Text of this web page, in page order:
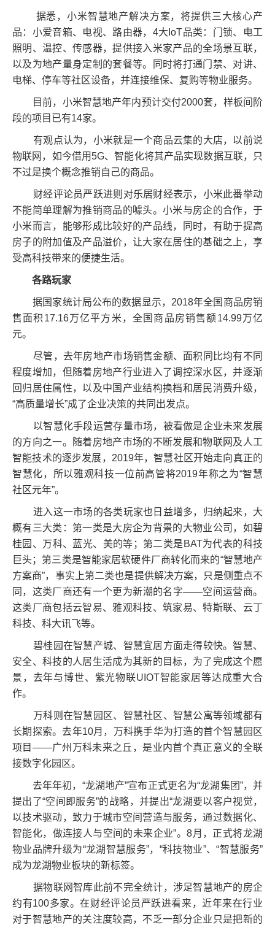
据悉，小米智慧地产解决方案，将提供三大核心产
品：小爱音箱、电视、路由器，4大IoT品类：门锁、电工
照明、温控、传感器，提供接入米家产品的全场景互联，
以及为地产量身定制的套餐等。同时将打通门禁、对讲、
电梯、停车等社区设备，并连接维保、复购等物业服务。
目前，小米智慧地产年内预计交付2000套，样板间阶
段的项目已有14家。
有观点认为，小米就是一个商品云集的大店，以前说
物联网，如今借用5G、智能化将其产品实现数据互联，只
不过是换个概念推销自己的商品。
财经评论员严跃进则对乐居财经表示，小米此番举动
不能简单理解为推销商品的噱头。小米与房企的合作，于
小米而言，能够形成比较好的产品线，同时，有助于提高
房子的附加值及产品溢价，让大家在居住的基础之上，享
受高科技带来的便捷生活。
各路玩家
据国家统计局公布的数据显示，2018年全国商品房销
售面积17.16万亿平方米，全国商品房销售额14.99万亿
元。
尽管，去年房地产市场销售金额、面积同比均有不同
程度增加，但随着房地产行业进入了调控深水区，并逐渐
回归居住属性，以及中国产业结构换档和居民消费升级，
“高质量增长”成了企业决策的共同出发点。
以智慧化手段运营存量市场，被看做是企业未来发展
的方向之一。随着房地产市场的不断发展和物联网及人工
智能技术的逐步发展，2019年，智慧社区开始走向真正的
智慧化，所以雅观科技一位前高管将2019年称之为“智慧
社区元年”。
进入这一市场的各类玩家也日益增多，归纳起来，大
概有三大类：第一类是大房企为背景的大物业公司，如碧
桂园、万科、蓝光、美的等；第二类是BAT为代表的科技
巨头；第三类是智能家居软硬件厂商转化而来的“智慧地产
方案商”，事实上第二类也是提供解决方案，只是侧重点不
同，这类厂商还有一个更为新潮的名字——空间运营商。
这类厂商包括云智易、雅观科技、筑家易、特斯联、云丁
科技、科大讯飞等。
碧桂园在智慧产城、智慧宜居方面走得较快。智慧、
安全、科技的人居生活成为其新的目标，为了完成这个愿
景，去年与博世、紫光物联UIOT智能家居等达成重大合
作。
万科则在智慧园区、智慧社区、智慧公寓等领域都有
长期探索。去年10月，万科携手华为打造的首个智慧园区
项目——广州万科未来之丘，是业内首个真正意义的全联
接数字化园区。
去年年初，“龙湖地产”宣布正式更名为“龙湖集团”，并
提出了“空间即服务”的战略，并提出“龙湖要以客户视觉，
以技术驱动，致力于城市空间营造与服务，通过数据化、
智能化，做连接人与空间的未来企业”。8月，正式将龙湖
物业品牌升级为“龙湖智慧服务”，“科技物业”、“智慧服务”
成为龙湖物业板块的新标签。
据物联网智库此前不完全统计，涉足智慧地产的房企
约有100多家。在财经评论员严跃进看来，近年来在行业
对于智慧地产的关注度较高，不乏一部分企业只是把新的